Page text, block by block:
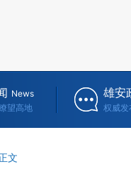
News
望高地
雄安
权威发
文